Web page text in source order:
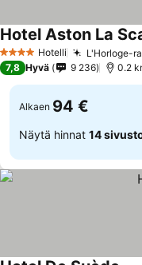
4 Tähtiluokitus
Hotelli L'Horloge-
Hotel Aston La
7,8 Hyvä 9 236 0.2
Alkaen 94 €
Näytä hinnat 14